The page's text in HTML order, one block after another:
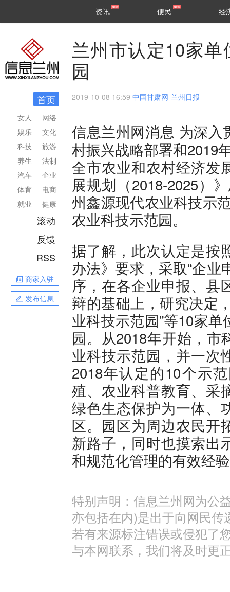
区县
资讯 便民 经
首页
网络
文化
旅游
法制
企业
电商
健康
女人
娱乐
科技
养生
汽车
体育
就业
滚动
反馈
RSS
商家入驻
发布信息
兰州市认定10家
园
2019-10-08 16:59 中国甘肃网-兰州日报
信息兰州网消息 为深入
村振兴战略部署和2019
全市农业和农村经济发
展规划（2018-2025）
州鑫源现代农业科技示
农业科技示范园。
据了解，此次认定是按
办法》要求，采取“企业
序，在各企业申报、县
辩的基础上，研究决定
业科技示范园”等10家
园。从2018年开始，
业科技示范园，并一次
2018年认定的10个示
殖、农业科普教育、采
绿色生态保护为一体、
区。园区为周边农民开
新路子，同时也摸索出
和规范化管理的有效经
特别声明：信息兰州网为公
亦包括在内)是出于向网民
若有来源标注错误或侵犯了
与本网联系，我们将及时更